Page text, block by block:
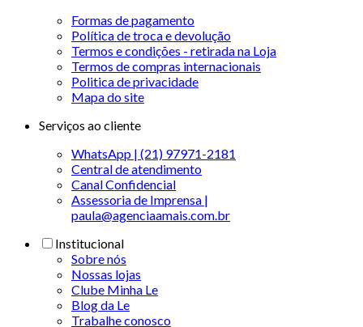
Formas de pagamento
Política de troca e devolução
Termos e condições - retirada na Loja
Termos de compras internacionais
Politica de privacidade
Mapa do site
Serviços ao cliente
WhatsApp | (21) 97971-2181
Central de atendimento
Canal Confidencial
Assessoria de Imprensa |
paula@agenciaamais.com.br
Institucional
Sobre nós
Nossas lojas
Clube Minha Le
Blog da Le
Trabalhe conosco